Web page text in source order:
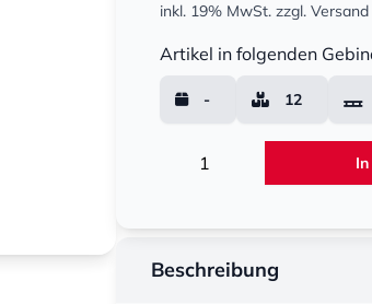
inkl. 19% MwSt. zzgl. Versand
Artikel in folgenden
- 12
Beschreibung